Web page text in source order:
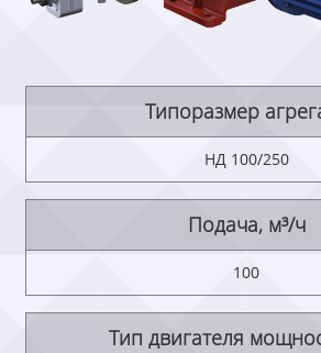
Типоразмер
НД 100/250
Подача, м³/ч
100
Тип двигателя